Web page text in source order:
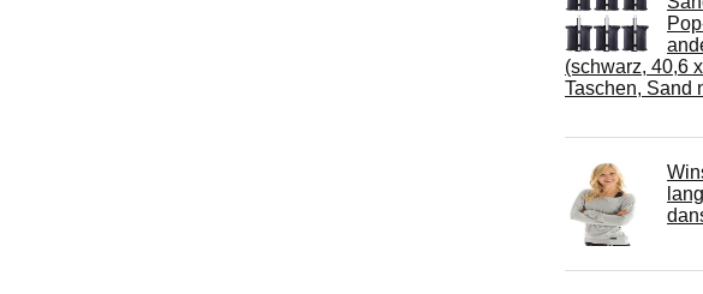
(schwarz, 40,6
Taschen, Sand